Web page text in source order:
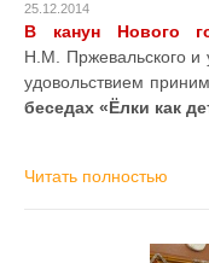
25.12.2014
В канун Нового
Н.М. Пржевальского
удовольствием
беседах «Ёлки как
Читать полностью